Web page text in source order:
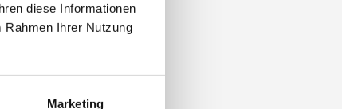
diese Informationen
Rahmen Ihrer Nutzung
Marketing